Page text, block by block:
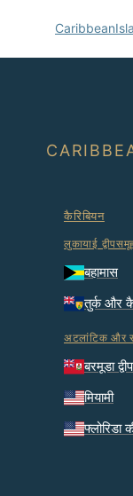
कैरिबियन
लुकायाई
बहामास
तुर्क और
अटलांटिक और
बरमूडा
मियामी
फ्लोरिडा